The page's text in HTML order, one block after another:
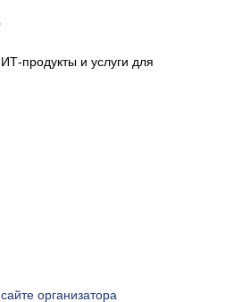
продукты и услуги для
сайте организатора